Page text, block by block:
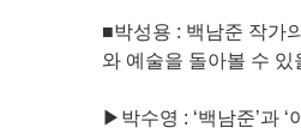
■박성용 : 백남준 작가
와 예술을 돌아볼 수 있
▶박수영 : ‘백남준’과